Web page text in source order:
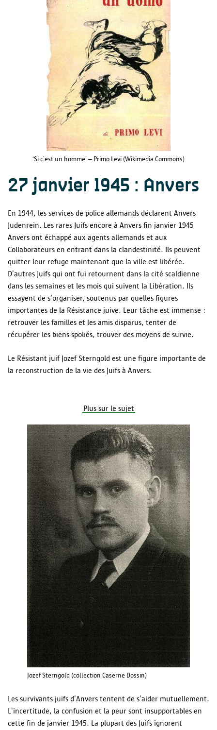
‘Si c’est un homme’ – Primo Levi (Wikimedia Commons)
27 janvier 1945 : Anvers
En 1944, les services de police allemands déclarent Anvers
Judenrein. Les rares Juifs encore à Anvers fin janvier 1945
Anvers ont échappé aux agents allemands et aux
Collaborateurs en entrant dans la clandestinité. Ils peuvent
quitter leur refuge maintenant que la ville est libérée.
D’autres Juifs qui ont fui retournent dans la cité scaldienne
dans les semaines et les mois qui suivent la Libération. Ils
essayent de s’organiser, soutenus par quelles figures
importantes de la Résistance juive. Leur tâche est immense :
retrouver les familles et les amis disparus, tenter de
récupérer les biens spoliés, trouver des moyens de survie.
Le Résistant juif Jozef Sterngold est une figure importante de
la reconstruction de la vie des Juifs à Anvers.
Plus sur le sujet
Jozef Sterngold (collection Caserne Dossin)
Les survivants juifs d’Anvers tentent de s’aider mutuellement.
L’incertitude, la confusion et la peur sont insupportables en
cette fin de janvier 1945. La plupart des Juifs ignorent